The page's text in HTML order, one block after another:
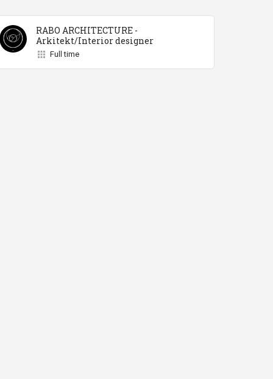
RABO ARCHITECTURE -
Arkitekt/Interior designer
Full time